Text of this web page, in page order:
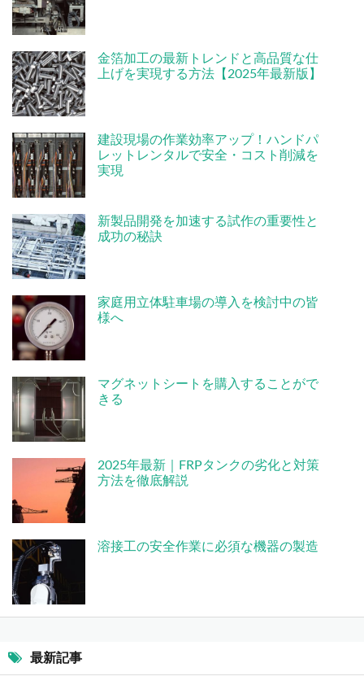
金箔加工の最新トレンドと高品質な仕
上げを実現する方法【2025年最新版】
建設現場の作業効率アップ！ハンドパ
レットレンタルで安全・コスト削減を
実現
新製品開発を加速する試作の重要性と
成功の秘訣
家庭用立体駐車場の導入を検討中の皆
様へ
マグネットシートを購入することがで
きる
2025年最新｜FRPタンクの劣化と対策
方法を徹底解説
溶接工の安全作業に必須な機器の製造
最新記事